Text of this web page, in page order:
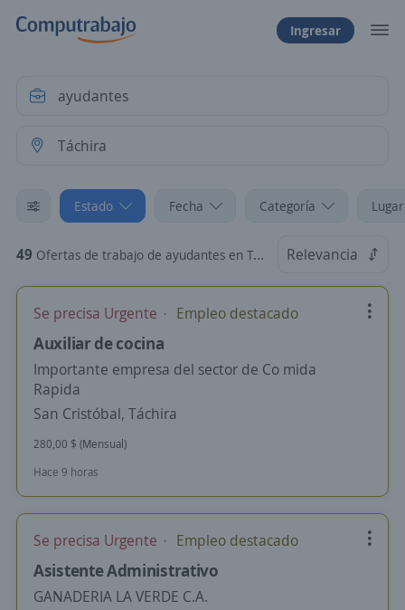
Ingresar
Estado Fecha Categoría
49 Ofertas de trabajo de ayudantes en Táchira Relevancia
Se precisa Urgente Empleo destacado
Auxiliar de cocina
Importante empresa del sector de Co mida
Rapida
San Cristóbal, Táchira
280,00 $ (Mensual)
Hace 9 horas
Se precisa Urgente Empleo destacado
Asistente Administrativo
GANADERIA LA VERDE C.A.